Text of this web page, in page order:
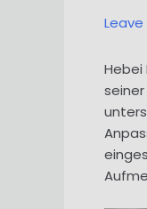
Hebei